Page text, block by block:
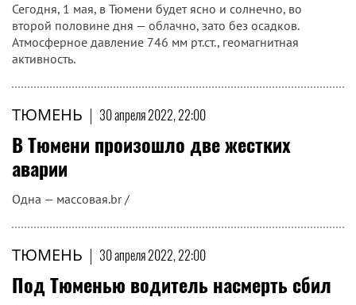
Сегодня, 1 мая, в Тюмени будет ясно и солнечно, во
второй половине дня — облачно, зато без осадков.
Атмосферное давление 746 мм рт.ст., геомагнитная
активность.
ТЮМЕНЬ | 30 апреля 2022, 22:00
В Тюмени произошло две жестких
аварии
Одна — массовая.br /
ТЮМЕНЬ | 30 апреля 2022, 22:00
Под Тюменью водитель насмерть сбил